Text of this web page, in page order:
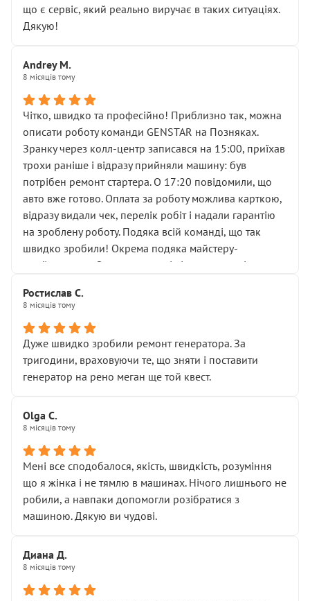
мені заявили, що бачок гальмівної рідини потрібно
міняти разом із головним гальмівним циліндром у
Для людини, яка хоча б трохи розуміється на техніці,
це звучить як мінімум непрофесійно, а як максимум —
спроба продати дорогий вузол замість елементарних
ущільнювачів.
Що прикро — це не перший мій візит. Раніше міняв у
вас стартер, і тоді сервіс наче справив хороше
враження. Але згодом знайшов декілька гайок під
лобовим склом. Мені пояснили, що це “старі гайки, які
відкручували”, і попросили не хвилюватися. ( надіюсь
новий власник, не застяг в полі))
Але після нинішнього візиту такі дрібниці вже не
здаються дрібницями.
Я — клієнт, який працює на довірі, і саме її цей сервіс
Хотілося б більше:
• належної уваги до авто
• прозорості в роботах і рахунках
• реальної діагностики, а не формального
“подивились і поїхав”
На жаль, складається враження, що сервіс працює не
Стосовно комунікації - все добре
що є сервіс, який реально виручає в таких ситуаціях.
Дякую!
Andrey M.
8 місяців тому
Чітко, швидко та професійно! Приблизно так, можна
описати роботу команди GENSTAR на Позняках.
Зранку через колл-центр записався на 15:00, приїхав
трохи раніше і відразу прийняли машину: був
потрібен ремонт стартера. О 17:20 повідомили, що
авто вже готово. Оплата за роботу можлива карткою,
відразу видали чек, перелік робіт і надали гарантію
на зроблену роботу. Подяка всій команді, що так
швидко зробили! Окрема подяка майстеру-
приймальнику Олександру: всі чітко та по суті.
звертатися до цього автосервісу.
Ростислав С.
8 місяців тому
Дуже швидко зробили ремонт генератора. За
тригодини, враховуючи те, що зняти і поставити
генератор на рено меган ще той квест.
Olga С.
8 місяців тому
Мені все сподобалося, якість, швидкість, розуміння
що я жінка і не тямлю в машинах. Нічого лишнього не
робили, а навпаки допомогли розібратися з
машиною. Дякую ви чудові.
Диана Д.
8 місяців тому